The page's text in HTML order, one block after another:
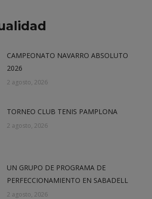
CAMPEONATO NAVARRO ABSOLUTO
2026
2 agosto, 2026
TORNEO CLUB TENIS PAMPLONA
2 agosto, 2026
UN GRUPO DE PROGRAMA DE
PERFECCIONAMIENTO EN SABADELL
2 agosto, 2026